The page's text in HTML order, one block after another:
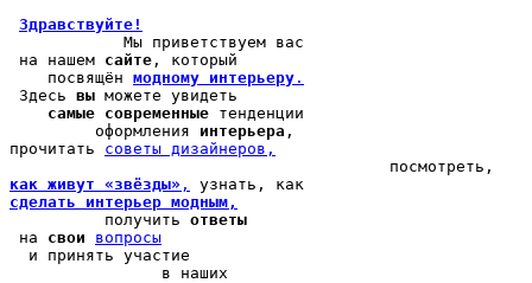
Здравствуйте!
            Мы
приветствуем вас
на нашем сайте , который
    посвящён
модному интерьеру .
Здесь вы можете увидеть
самые современные тенденции
         оформления
интерьера ,
прочитать cоветы дизайнеров,
как живут «звёзды» ,
сделать интерьер модным,
          получить
ответы
на свои
вопросы
  и принять участие
                в наших